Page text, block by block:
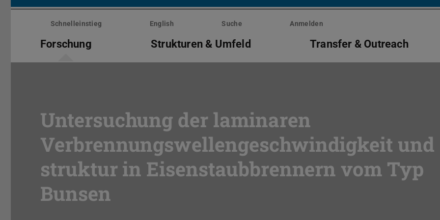
Menü
überspringenSchnelleinstieg English Suche Anmelden
Forschung Strukturen & Umfeld Transfer & Outreach
Untersuchung der laminaren
Verbrennungswellengeschwindigkeit und
struktur in Eisenstaubbrennern vom Typ
Bunsen